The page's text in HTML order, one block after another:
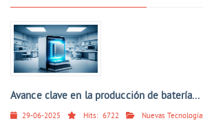
Avance clave en la producción de batería...
29-06-2025 Hits: 6722 Nuevas